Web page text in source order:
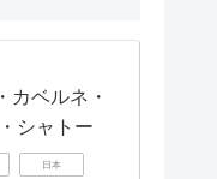
カベルネ・
シャトー
日本